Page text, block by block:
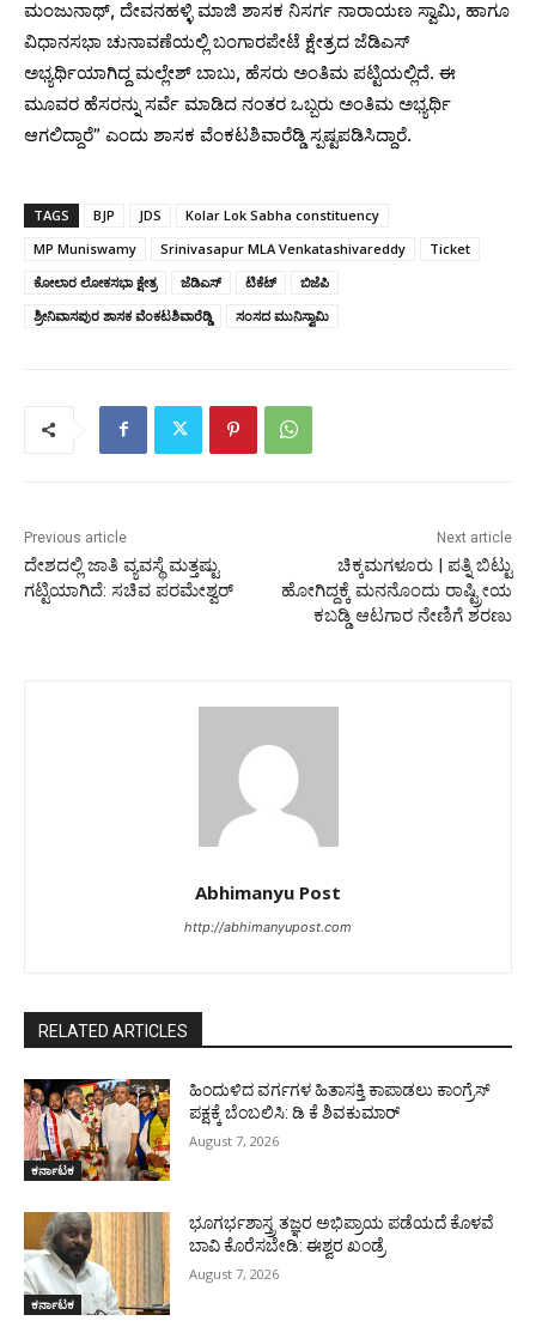
ಮಂಜುನಾಥ್, ದೇವನಹಳ್ಳಿ ಮಾಜಿ ಶಾಸಕ ನಿಸರ್ಗ ನಾರಾಯಣ ಸ್ವಾಮಿ, ಹಾಗೂ‌
ವಿಧಾನಸಭಾ ಚುನಾವಣೆಯಲ್ಲಿ ಬಂಗಾರಪೇಟೆ ಕ್ಷೇತ್ರದ ಜೆಡಿಎಸ್
ಅಭ್ಯರ್ಥಿಯಾಗಿದ್ದ ಮಲ್ಲೇಶ್ ಬಾಬು, ಹೆಸರು ಅಂತಿಮ‌ ಪಟ್ಟಿಯಲ್ಲಿದೆ. ಈ
ಮೂವರ ಹೆಸರನ್ನು ಸರ್ವೆ ಮಾಡಿದ ನಂತರ ಒಬ್ಬರು ಅಂತಿಮ ಅಭ್ಯರ್ಥಿ
ಆಗಲಿದ್ದಾರೆ” ಎಂದು ಶಾಸಕ ವೆಂಕಟಶಿವಾರೆಡ್ಡಿ ಸ್ಪಷ್ಟಪಡಿಸಿದ್ದಾರೆ.
TAGS BJP JDS
Kolar Lok Sabha constituency
MP Muniswamy
Srinivasapur MLA Venkatashivareddy
Ticket
ಕೋಲಾರ ಲೋಕಸಭಾ ಕ್ಷೇತ್ರ
ಜೆಡಿಎಸ್ ಟಿಕೆಟ್
ಬಿಜೆಪಿ
ಶ್ರೀನಿವಾಸಪುರ ಶಾಸಕ ವೆಂಕಟಶಿವಾರೆಡ್ಡಿ
ಸಂಸದ ಮುನಿಸ್ವಾಮಿ
Previous article
ದೇಶದಲ್ಲಿ ಜಾತಿ ವ್ಯವಸ್ಥೆ ಮತ್ತಷ್ಟು
ಗಟ್ಟಿಯಾಗಿದೆ: ಸಚಿವ ಪರಮೇಶ್ವರ್‌
Next article
ಚಿಕ್ಕಮಗಳೂರು | ಪತ್ನಿ ಬಿಟ್ಟು
ಹೋಗಿದ್ದಕ್ಕೆ ಮನನೊಂದು ರಾಷ್ಟ್ರೀಯ
ಕಬಡ್ಡಿ ಆಟಗಾರ ನೇಣಿಗೆ ಶರಣು
Abhimanyu Post
http://abhimanyupost.com
RELATED ARTICLES
ಕರ್ನಾಟಕ
ಹಿಂದುಳಿದ ವರ್ಗಗಳ ಹಿತಾಸಕ್ತಿ ಕಾಪಾಡಲು ಕಾಂಗ್ರೆಸ್
ಪಕ್ಷಕ್ಕೆ ಬೆಂಬಲಿಸಿ: ಡಿ ಕೆ ಶಿವಕುಮಾರ್
August 7, 2026
ಕರ್ನಾಟಕ
ಭೂಗರ್ಭಶಾಸ್ತ್ರ ತಜ್ಞರ ಅಭಿಪ್ರಾಯ ಪಡೆಯದೆ ಕೊಳವೆ
ಬಾವಿ ಕೊರೆಸಬೇಡಿ: ಈಶ್ವರ ಖಂಡ್ರೆ
August 7, 2026